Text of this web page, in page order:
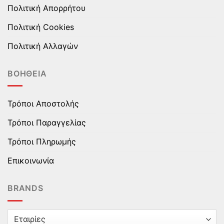
Πολιτική Απορρήτου
Πολιτική Cookies
Πολιτική Αλλαγών
ΒΟΉΘΕΙΑ
Τρόποι Αποστολής
Τρόποι Παραγγελίας
Τρόποι Πληρωμής
Επικοινωνία
BRANDS